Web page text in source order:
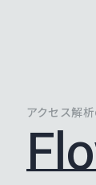
アクセス解